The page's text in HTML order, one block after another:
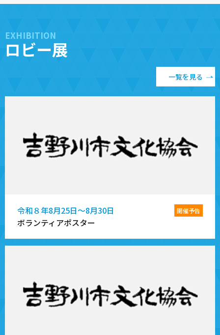
ロビー展
EXHIBITION
一覧を見る
令和８年8月25日～8月30日 開催予告
ボランティアポスター